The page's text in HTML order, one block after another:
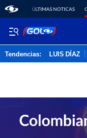
ÚLTIMAS NOTICAS
Tendencias: LUIS DÍAZ